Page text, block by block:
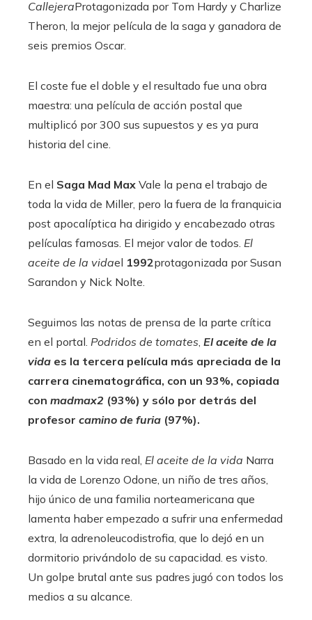
CallejeraProtagonizada por Tom Hardy y Charlize
Theron, la mejor película de la saga y ganadora de
seis premios Oscar.
El coste fue el doble y el resultado fue una obra
maestra: una película de acción postal que
multiplicó por 300 sus supuestos y es ya pura
historia del cine.
En el Saga Mad Max Vale la pena el trabajo de
toda la vida de Miller, pero la fuera de la franquicia
post apocalíptica ha dirigido y encabezado otras
películas famosas. El mejor valor de todos. El
aceite de la vidael 1992protagonizada por Susan
Sarandon y Nick Nolte.
Seguimos las notas de prensa de la parte crítica
en el portal. Podridos de tomates, El aceite de la
vida es la tercera película más apreciada de la
carrera cinematográfica, con un 93%, copiada
con madmax2 (93%) y sólo por detrás del
profesor camino de furia (97%).
Basado en la vida real, El aceite de la vida Narra
la vida de Lorenzo Odone, un niño de tres años,
hijo único de una familia norteamericana que
lamenta haber empezado a sufrir una enfermedad
extra, la adrenoleucodistrofia, que lo dejó en un
dormitorio privándolo de su capacidad. es visto.
Un golpe brutal ante sus padres jugó con todos los
medios a su alcance.